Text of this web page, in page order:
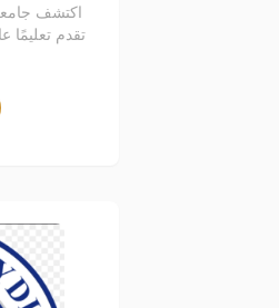
اكتشف
تقدم تعليمًا